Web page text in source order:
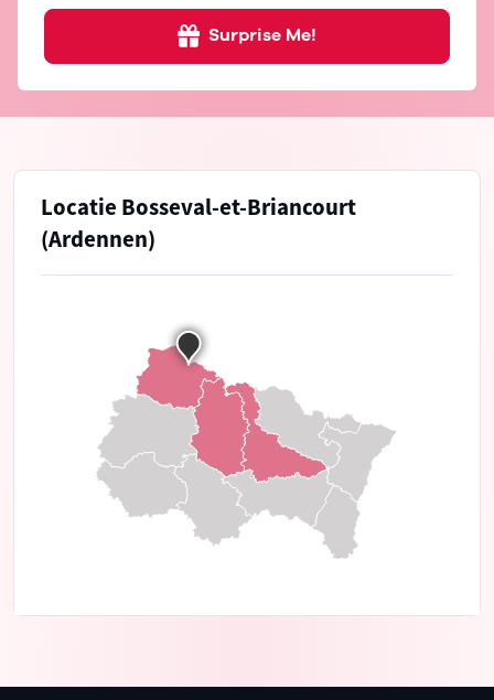
Surprise Me!
Locatie Bosseval-et-Briancourt
(Ardennen)